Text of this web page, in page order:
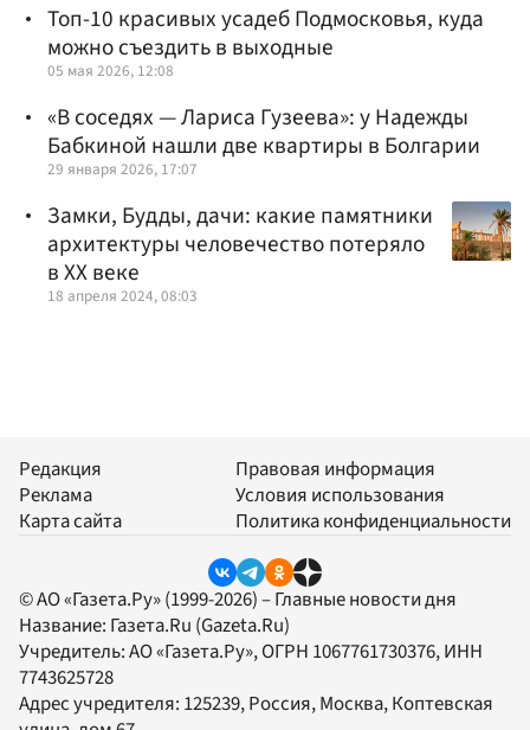
Топ-10 красивых усадеб Подмосковья, куда
можно съездить в выходные
05 мая 2026, 12:08
«В соседях — Лариса Гузеева»: у Надежды
Бабкиной нашли две квартиры в Болгарии
29 января 2026, 17:07
Замки, Будды, дачи: какие памятники
архитектуры человечество потеряло
в XX веке
18 апреля 2024, 08:03
Редакция
Реклама
Карта сайта
Правовая информация
Условия использования
Политика конфиденциальности
© АО «Газета.Ру» (1999-2026) – Главные новости дня
Название: Газета.Ru (Gazeta.Ru)
Учредитель:АО «Газета.Ру», ОГРН 1067761730376, ИНН
7743625728
Адрес учредителя: 125239, Россия, Москва, Коптевская